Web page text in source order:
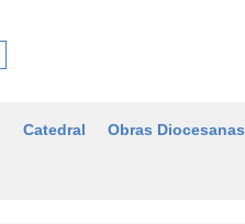
Catedral Obras Diocesanas